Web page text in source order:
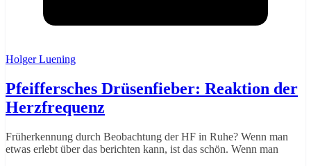
Holger Luening
Pfeiffersches Drüsenfieber: Reaktion der
Herzfrequenz
Früherkennung durch Beobachtung der HF in Ruhe? Wenn man
etwas erlebt über das berichten kann, ist das schön. Wenn man